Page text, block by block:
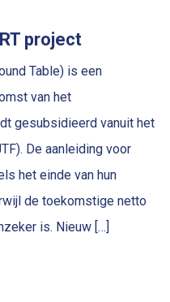
project
Table) is een
van het
gesubsidieerd vanuit het
De aanleiding voor
het einde van hun
de toekomstige netto
is. Nieuw […]